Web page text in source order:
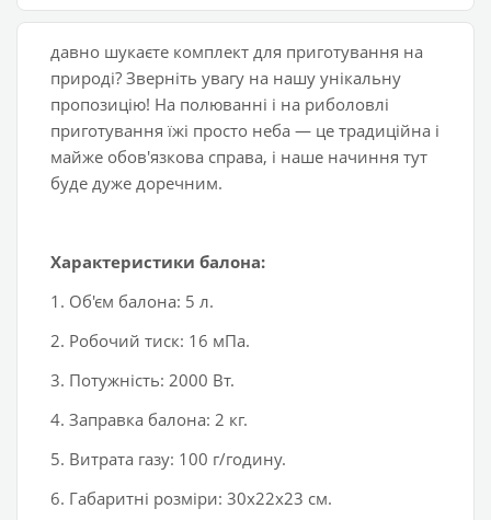
давно шукаєте комплект для приготування на
природі? Зверніть увагу на нашу унікальну
пропозицію! На полюванні і на риболовлі
приготування їжі просто неба — це традиційна і
майже обов'язкова справа, і наше начиння тут
буде дуже доречним.
Характеристики балона:
1. Об'єм балона: 5 л.
2. Робочий тиск: 16 мПа.
3. Потужність: 2000 Вт.
4. Заправка балона: 2 кг.
5. Витрата газу: 100 г/годину.
6. Габаритні розміри: 30х22х23 см.